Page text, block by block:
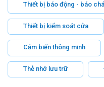
Thiết bị báo động - báo
Thiết bị kiểm soát cửa
Cảm biến thông minh
Thẻ nhớ lưu trữ